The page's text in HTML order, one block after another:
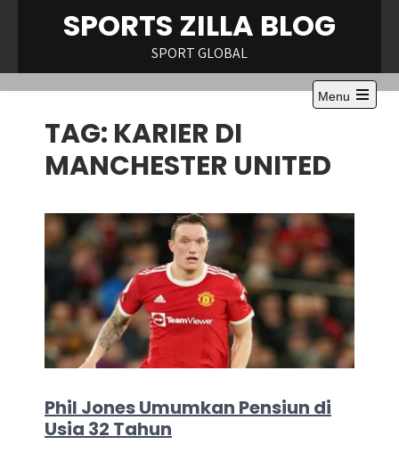
SPORTS ZILLA BLOG
SPORT GLOBAL
Menu
Open
TAG: KARIER DI
MANCHESTER UNITED
Phil Jones Umumkan Pensiun di
Usia 32 Tahun